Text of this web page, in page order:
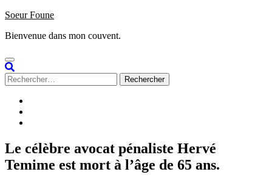
Skip
content
Soeur Foune
Bienvenue dans mon couvent.
Rechercher :
Login
Le célèbre avocat pénaliste Hervé
Temime est mort à l’âge de 65 ans.